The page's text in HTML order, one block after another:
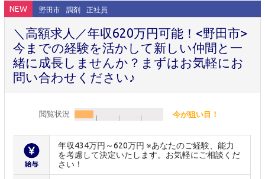
NEW 野田市 調剤 正社員
＼高額求人／年収620万円可能！<野田市>
今までの経験を活かして新しい仲間と一
緒に成長しませんか？まずはお気軽にお
問い合わせください♪
閲覧状況 今が狙い目！
年収434万円～620万円 ※あなたのご経験、能力
を考慮して決定いたします。お気軽にご相談くだ
さい！